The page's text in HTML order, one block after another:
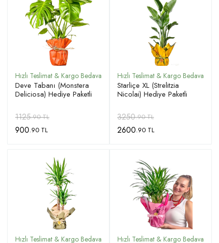
Deve Tabanı (Monstera
Deliciosa) Hediye Paketli
1125.90 TL
900.90 TL
Starliçe XL (Strelitzia
Nicolai) Hediye Paketli
3250.90 TL
2600.90 TL